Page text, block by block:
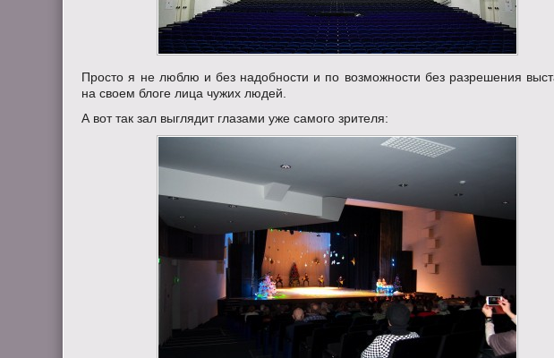
Просто я не люблю и без надобности и по возможности без разрешения
на своем блоге лица чужих людей.
А вот так зал выглядит глазами уже самого зрителя: